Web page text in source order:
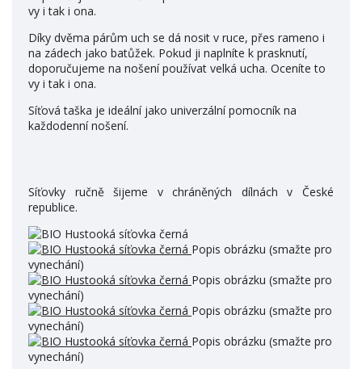
vy i tak i ona.
Díky dvěma párům uch se dá nosit v ruce, přes rameno i
na zádech jako batůžek. Pokud ji naplníte k prasknutí,
doporučujeme na nošení používat velká ucha. Oceníte to
vy i tak i ona.
Síťová taška je ideální jako univerzální pomocník na
každodenní nošení.
Síťovky ručně šijeme v chráněných dílnách v České
republice.
Popis obrázku (smažte pro
vynechání)
Popis obrázku (smažte pro
vynechání)
Popis obrázku (smažte pro
vynechání)
Popis obrázku (smažte pro
vynechání)